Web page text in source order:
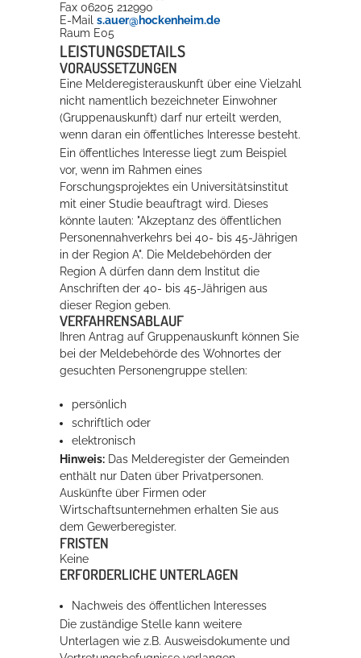
Fax 06205 212990
E-Mail s.auer@hockenheim.de
Raum E05
LEISTUNGSDETAILS
VORAUSSETZUNGEN
Eine Melderegisterauskunft über eine Vielzahl
nicht namentlich bezeichneter Einwohner
(Gruppenauskunft) darf nur erteilt werden,
wenn daran ein öffentliches Interesse besteht.
Ein öffentliches Interesse liegt zum Beispiel
vor, wenn im Rahmen eines
Forschungsprojektes ein Universitätsinstitut
mit einer Studie beauftragt wird. Dieses
könnte lauten: "Akzeptanz des öffentlichen
Personennahverkehrs bei 40- bis 45-Jährigen
in der Region A". Die Meldebehörden der
Region A dürfen dann dem Institut die
Anschriften der 40- bis 45-Jährigen aus
dieser Region geben.
VERFAHRENSABLAUF
Ihren Antrag auf Gruppenauskunft können Sie
bei der Meldebehörde des Wohnortes der
gesuchten Personengruppe stellen:
persönlich
schriftlich oder
elektronisch
Hinweis: Das Melderegister der Gemeinden
enthält nur Daten über Privatpersonen.
Auskünfte über Firmen oder
Wirtschaftsunternehmen erhalten Sie aus
dem Gewerberegister.
FRISTEN
Keine
ERFORDERLICHE UNTERLAGEN
Nachweis des öffentlichen Interesses
Die zuständige Stelle kann weitere
Unterlagen wie z.B. Ausweisdokumente und